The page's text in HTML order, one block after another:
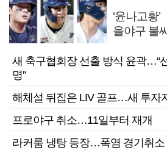
‘윤나고황
을야구 불
새 축구협회장 선출 방식 윤곽…“
명”
해체설 뒤집은 LIV 골프…새 투자
프로야구 취소…11일부터 재개
라커룸 냉탕 등장…폭염 경기취소